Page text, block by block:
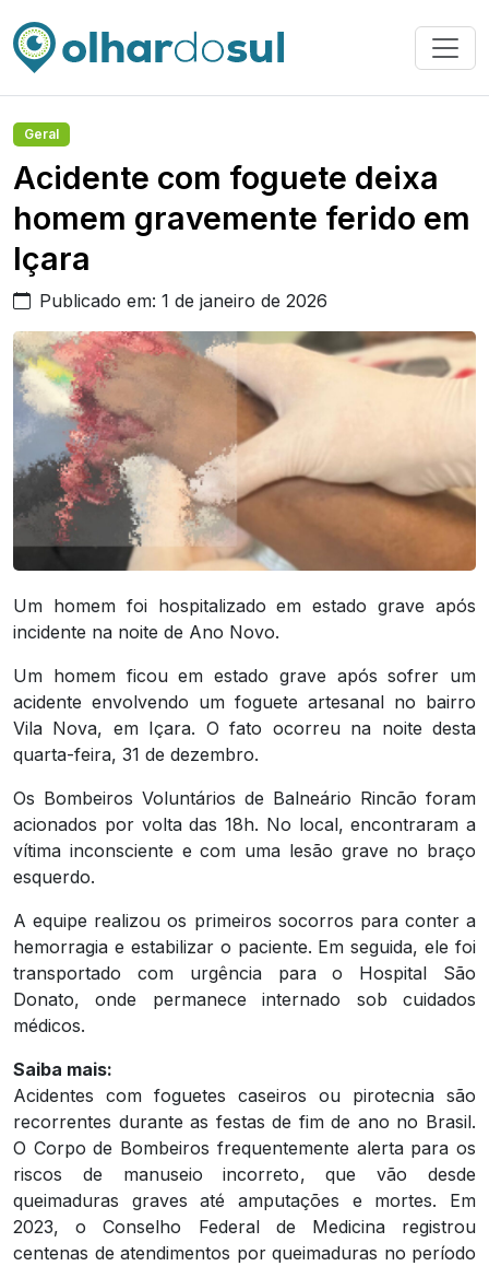
Geral
Acidente com foguete deixa
homem gravemente ferido em
Içara
Publicado em: 1 de janeiro de 2026
Um homem foi hospitalizado em estado grave após
incidente na noite de Ano Novo.
Um homem ficou em estado grave após sofrer um
acidente envolvendo um foguete artesanal no bairro
Vila Nova, em Içara. O fato ocorreu na noite desta
quarta-feira, 31 de dezembro.
Os Bombeiros Voluntários de Balneário Rincão foram
acionados por volta das 18h. No local, encontraram a
vítima inconsciente e com uma lesão grave no braço
esquerdo.
A equipe realizou os primeiros socorros para conter a
hemorragia e estabilizar o paciente. Em seguida, ele foi
transportado com urgência para o Hospital São
Donato, onde permanece internado sob cuidados
médicos.
Saiba mais:
Acidentes com foguetes caseiros ou pirotecnia são
recorrentes durante as festas de fim de ano no Brasil.
O Corpo de Bombeiros frequentemente alerta para os
riscos de manuseio incorreto, que vão desde
queimaduras graves até amputações e mortes. Em
2023, o Conselho Federal de Medicina registrou
centenas de atendimentos por queimaduras no período